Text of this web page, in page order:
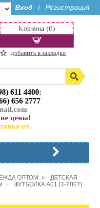
Вход / Регистрация
611 4400;
656 2777
цены!
от...
Корзина (0)
добавить в закладки
ОПТОМ
ДЕТСКАЯ
ФУТБОЛКА A01 (3-7ЛЕТ)